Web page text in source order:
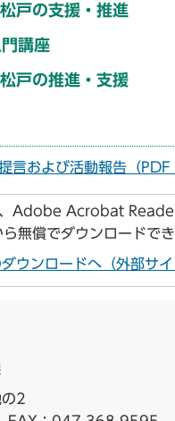
戸の支援・推進
講座
戸の推進・支援
言および活動報告（PDF
、Adobe Acrobat
無償でダウンロードでき
ンロードへ（外部サイ
2